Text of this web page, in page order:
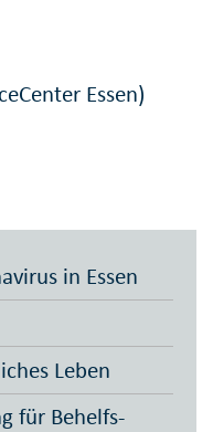
Essen)
in Essen
Leben
für Behelfs-